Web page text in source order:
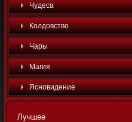
Чудеса
Колдовство
Чары
Магия
Яснοвидение
Лучшее